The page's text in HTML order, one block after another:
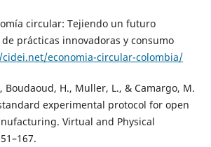
circular: Tejiendo un futuro
prácticas innovadoras y consumo
economia-circular-colombia/
Boudaoud, H., Muller, L., & Camargo, M.
experimental protocol for open
Virtual and Physical